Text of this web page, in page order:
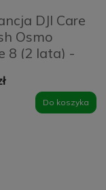
DJI Care
Osmo
8 (2 lata) -
Do koszyka